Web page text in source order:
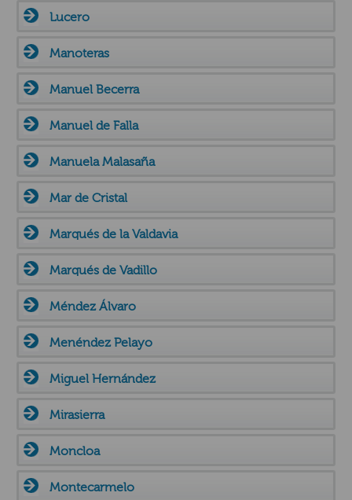
Lucero
Manoteras
Manuel Becerra
Manuel de Falla
Manuela Malasaña
Mar de Cristal
Marqués de la Valdavia
Marqués de Vadillo
Méndez Álvaro
Menéndez Pelayo
Miguel Hernández
Mirasierra
Moncloa
Montecarmelo